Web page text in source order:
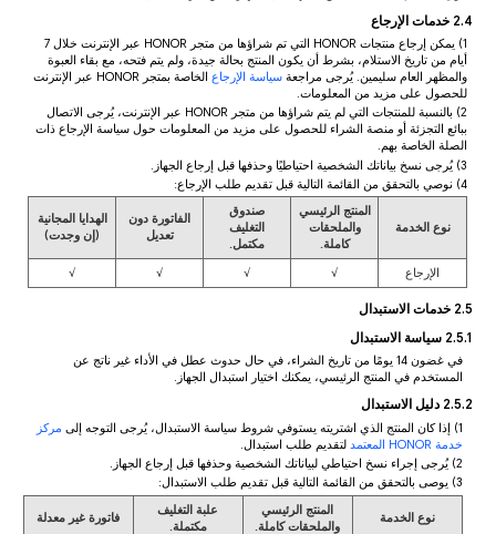
2.4 خدمات الإرجاع
1) يمكن إرجاع منتجات HONOR التي تم شراؤها من متجر HONOR عبر الإنترنت خلال 7
أيام من تاريخ الاستلام، بشرط أن يكون المنتج بحالة جيدة، ولم يتم فتحه، مع بقاء العبوة
والمظهر العام سليمين. يُرجى مراجعة سياسة الإرجاع
الخاصة بمتجر HONOR عبر الإنترنت
للحصول على مزيد من المعلومات.
2) بالنسبة للمنتجات التي لم يتم شراؤها من متجر HONOR عبر الإنترنت، يُرجى الاتصال
ببائع التجزئة أو منصة الشراء للحصول على مزيد من المعلومات حول سياسة الإرجاع ذات
الصلة الخاصة بهم.
3) يُرجى نسخ بياناتك الشخصية احتياطيًا وحذفها قبل إرجاع الجهاز.
4) نوصي بالتحقق من القائمة التالية قبل تقديم طلب الإرجاع:
نوع الخدمة
المنتج الرئيسي
والملحقات
كاملة.
صندوق
التغليف
مكتمل.
الفاتورة دون
تعديل
الهدايا المجانية
(إن وجدت)
الإرجاع √
√
√
√
2.5 خدمات الاستبدال
2.5.1 سياسة الاستبدال
في غضون 14 يومًا من تاريخ الشراء، في حال حدوث عطل في الأداء غير ناتج عن
المستخدم في المنتج الرئيسي، يمكنك اختيار استبدال الجهاز.
2.5.2 دليل الاستبدال
1) إذا كان المنتج الذي اشتريته يستوفي شروط سياسة الاستبدال، يُرجى التوجه إلى
مركز
خدمة HONOR المعتمد
لتقديم طلب استبدال.
2) يُرجى إجراء نسخ احتياطي لبياناتك الشخصية وحذفها قبل إرجاع الجهاز.
3) يوصى بالتحقق من القائمة التالية قبل تقديم طلب الاستبدال:
نوع الخدمة
المنتج الرئيسي
والملحقات كاملة.
علبة التغليف
مكتملة.
فاتورة غير معدلة